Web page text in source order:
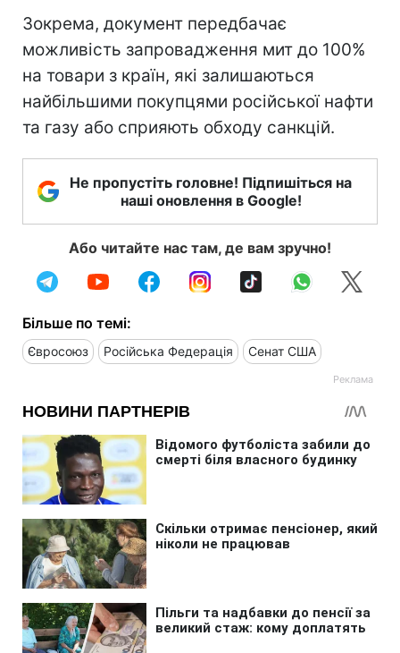
Зокрема, документ передбачає
можливість запровадження мит до 100%
на товари з країн, які залишаються
найбільшими покупцями російської нафти
та газу або сприяють обходу санкцій.
Не пропустіть головне! Підпишіться на
наші оновлення в Google!
Або читайте нас там, де вам зручно!
Більше по темі:
Євросоюз Російська Федерація Сенат США